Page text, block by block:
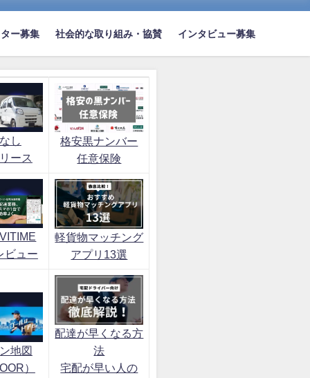
ー募集 社会的な取り組み・協賛 インタビュー募集
し
ース
格安黒ナンバー
任意保険
ビュー
軽貨物マッチング
アプリ13選
地図
）
配達が早くなる方
法
宅配が早い人の